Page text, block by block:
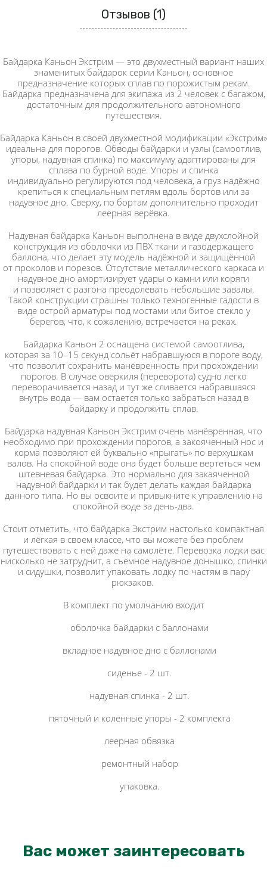
Отзывов (1)
Байдарка Каньон Экстрим — это двухместный вариант наших
знаменитых байдарок серии Каньон, основное
предназначение которых сплав по порожистым рекам.
Байдарка предназначена для экипажа из 2 человек с багажом,
достаточным для продолжительного автономного
путешествия.
Байдарка Каньон в своей двухместной модификации «Экстрим»
идеальна для порогов. Обводы байдарки и узлы (самоотлив,
упоры, надувная спинка) по максимуму адаптированы для
сплава по бурной воде. Упоры и спинка
индивидуально регулируются под человека, а груз надёжно
крепиться к специальным петлям вдоль бортов или за
надувное дно. Сверху, по бортам дополнительно проходит
леерная верёвка.
Надувная байдарка Каньон выполнена в виде двухслойной
конструкция из оболочки из ПВХ ткани и газодержащего
баллона, что делает эту модель надёжной и защищённой
от проколов и порезов. Отсутствие металлического каркаса и
надувное дно амортизирует удары о камни или коряги
и позволяет с разгона преодолевать небольшие завалы.
Такой конструкции страшны только техногенные гадости в
виде острой арматуры под мостами или битое стекло у
берегов, что, к сожалению, встречается на реках.
Байдарка Каньон 2 оснащена системой самоотлива,
которая за 10–15 секунд сольёт набравшуюся в пороге воду,
что позволит сохранить манёвренность при прохождении
порогов. В случае оверкиля (переворота) судно легко
переворачивается назад и тут же сливается набравшаяся
внутрь вода — вам остается только забраться назад в
байдарку и продолжить сплав.
Байдарка надувная Каньон Экстрим очень манёвренная, что
необходимо при прохождении порогов, а закояченный нос и
корма позволяют ей буквально «прыгать» по верхушкам
валов. На спокойной воде она будет больше вертеться чем
штевневая байдарка. Это нормально для закаяченной
надувной байдарки и так будет делать каждая байдарка
данного типа. Но вы освоите и привыкните к управлению на
спокойной воде за день-два.
Стоит отметить, что байдарка Экстрим настолько компактная
и лёгкая в своем классе, что вы можете без проблем
путешествовать с ней даже на самолёте. Перевозка лодки вас
нисколько не затруднит, а съемное надувное донышко, спинки
и сидушки, позволит упаковать лодку по частям в пару
рюкзаков.
В комплект по умолчанию входит
оболочка байдарки с баллонами
вкладное надувное дно с баллонами
сиденье - 2 шт.
надувная спинка - 2 шт.
пяточный и коленные упоры - 2 комплекта
леерная обвязка
ремонтный набор
упаковка.
Вас может заинтересовать